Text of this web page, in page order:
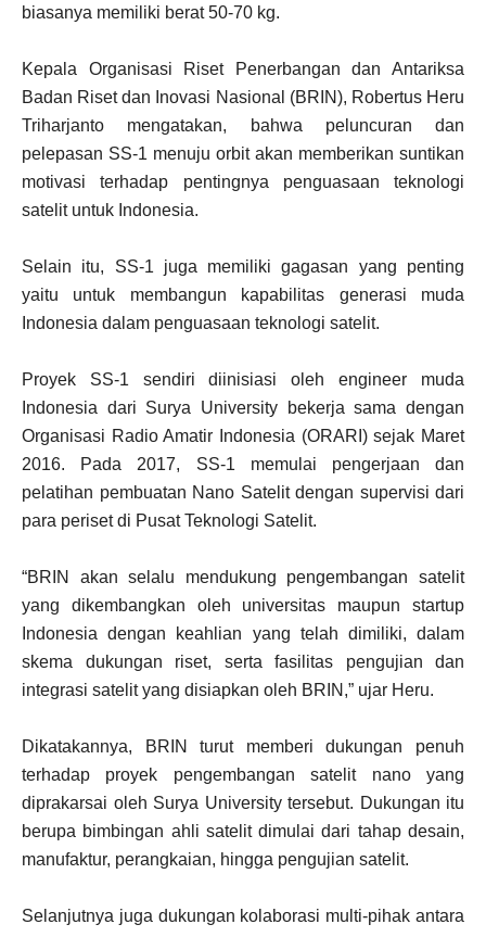
biasanya memiliki berat 50-70 kg.
Kepala Organisasi Riset Penerbangan dan Antariksa
Badan Riset dan Inovasi Nasional (BRIN), Robertus Heru
Triharjanto mengatakan, bahwa peluncuran dan
pelepasan SS-1 menuju orbit akan memberikan suntikan
motivasi terhadap pentingnya penguasaan teknologi
satelit untuk Indonesia.
Selain itu, SS-1 juga memiliki gagasan yang penting
yaitu untuk membangun kapabilitas generasi muda
Indonesia dalam penguasaan teknologi satelit.
Proyek SS-1 sendiri diinisiasi oleh engineer muda
Indonesia dari Surya University bekerja sama dengan
Organisasi Radio Amatir Indonesia (ORARI) sejak Maret
2016. Pada 2017, SS-1 memulai pengerjaan dan
pelatihan pembuatan Nano Satelit dengan supervisi dari
para periset di Pusat Teknologi Satelit.
“BRIN akan selalu mendukung pengembangan satelit
yang dikembangkan oleh universitas maupun startup
Indonesia dengan keahlian yang telah dimiliki, dalam
skema dukungan riset, serta fasilitas pengujian dan
integrasi satelit yang disiapkan oleh BRIN,” ujar Heru.
Dikatakannya, BRIN turut memberi dukungan penuh
terhadap proyek pengembangan satelit nano yang
diprakarsai oleh Surya University tersebut. Dukungan itu
berupa bimbingan ahli satelit dimulai dari tahap desain,
manufaktur, perangkaian, hingga pengujian satelit.
Selanjutnya juga dukungan kolaborasi multi-pihak antara